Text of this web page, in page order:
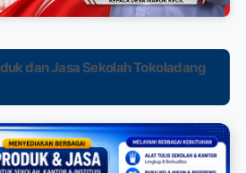
dan Jasa Sekolah Tokoladang